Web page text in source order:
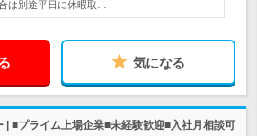
は別途平日に休暇取…
気になる
| ■プライム上場企業■未経験歓迎■入社月相談可